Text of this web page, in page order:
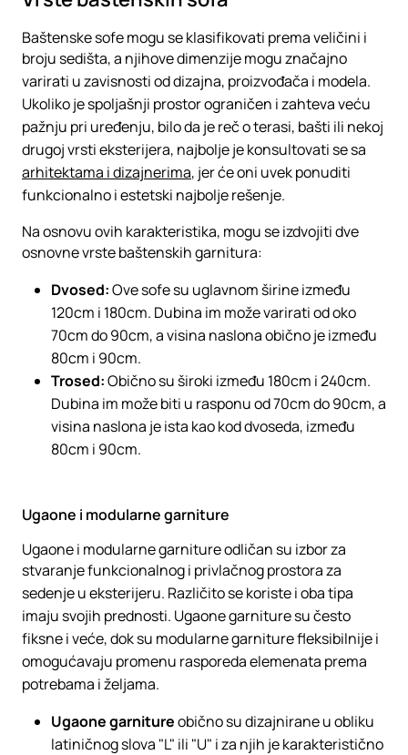
Baštenske sofe mogu se klasifikovati prema veličini i
broju sedišta, a njihove dimenzije mogu značajno
varirati u zavisnosti od dizajna, proizvođača i modela.
Ukoliko je spoljašnji prostor ograničen i zahteva veću
pažnju pri uređenju, bilo da je reč o terasi, bašti ili nekoj
drugoj vrsti eksterijera, najbolje je konsultovati se sa
arhitektama i dizajnerima, jer će oni uvek ponuditi
funkcionalno i estetski najbolje rešenje.
Na osnovu ovih karakteristika, mogu se izdvojiti dve
osnovne vrste baštenskih garnitura:
Dvosed:Ove sofe su uglavnom širine između
120cm i 180cm. Dubina im može varirati od oko
70cm do 90cm, a visina naslona obično je između
80cm i 90cm.
Trosed:Obično su široki između 180cm i 240cm.
Dubina im može biti u rasponu od 70cm do 90cm, a
visina naslona je ista kao kod dvoseda, između
80cm i 90cm.
Ugaone i modularne garniture
Ugaone i modularne garniture odličan su izbor za
stvaranje funkcionalnog i privlačnog prostora za
sedenje u eksterijeru. Različito se koriste i oba tipa
imaju svojih prednosti. Ugaone garniture su često
fiksne i veće, dok su modularne garniture fleksibilnije i
omogućavaju promenu rasporeda elemenata prema
potrebama i željama.
Ugaone garnitureobično su dizajnirane u obliku
latiničnog slova "L" ili "U" i za njih je karakteristično